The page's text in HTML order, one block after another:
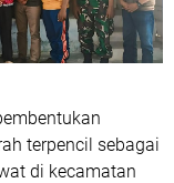
terpencil sebagai
di kecamatan